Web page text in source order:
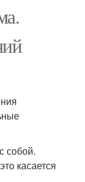
собой.
касается